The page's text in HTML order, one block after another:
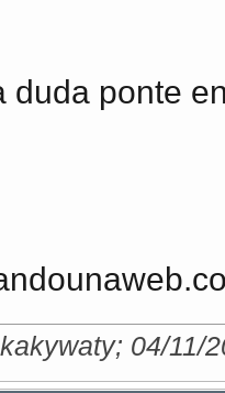
duda ponte
04/11/